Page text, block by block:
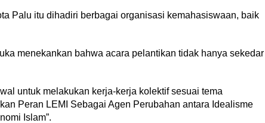
Palu itu dihadiri berbagai organisasi kemahasiswaan, baik
menekankan bahwa acara pelantikan tidak hanya sekedar
untuk melakukan kerja-kerja kolektif sesuai tema
Peran LEMI Sebagai Agen Perubahan antara Idealisme
Islam”.